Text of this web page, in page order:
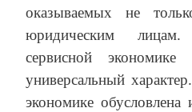
оказываемых не
юридическим
сервисной
универсальный
экономике